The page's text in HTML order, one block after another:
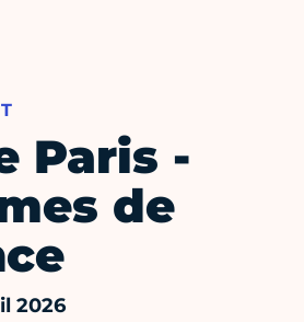
Paris -
de
2026